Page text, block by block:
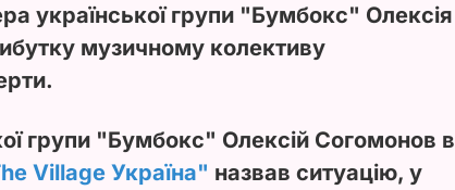
української групи "Бумбокс" Олексія
музичному колективу
групи "Бумбокс" Олексій Согомонов в
Village Україна" назвав ситуацію, у